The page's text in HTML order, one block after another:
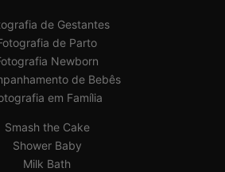
de Gestantes
de Parto
Newborn
de Bebês
em Família
Smash the Cake
Shower Baby
Milk Bath